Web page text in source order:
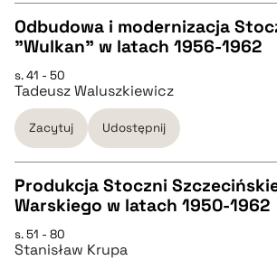
BIBTEX
pobierz cytat
BIBTEX
pobierz cytat
Odbudowa i modernizacja
"Wulkan" w latach 1956-1962
s. 41 - 50
Tadeusz Waluszkiewicz
Zacytuj Udostępnij
CZYSTY TEKST
Produkcja Stoczni
Warskiego w latach 1950-1962
s. 51 - 80
Stanisław Krupa